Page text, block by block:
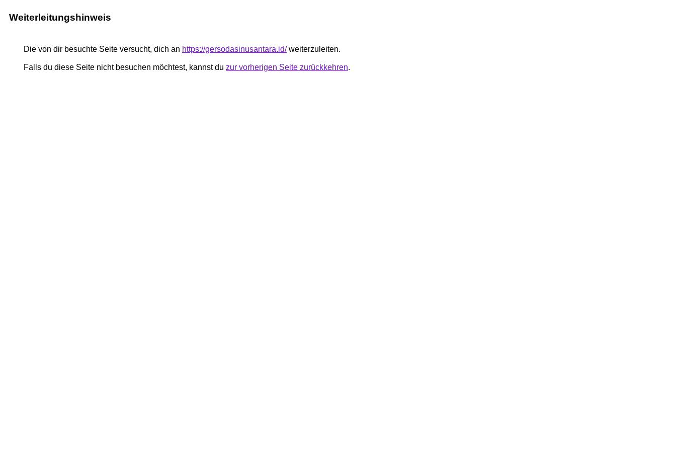
Weiterleitungshinweis
Die von dir besuchte Seite versucht, dich an https://gersodasinusantara.id/weiterzuleiten.
Falls du diese Seite nicht besuchen möchtest, kannst du zur vorherigen Seite zurückkehren.